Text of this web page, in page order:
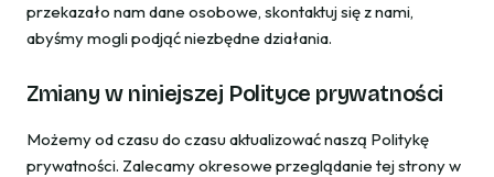
przekazało nam dane osobowe, skontaktuj się z nami,
abyśmy mogli podjąć niezbędne działania.
Zmiany w niniejszej Polityce prywatności
Możemy od czasu do czasu aktualizować naszą Politykę
prywatności. Zalecamy okresowe przeglądanie tej strony w